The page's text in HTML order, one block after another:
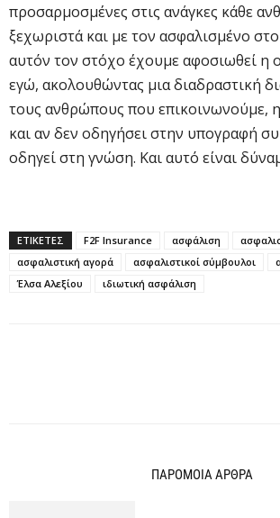
προσαρμοσμένες στις ανάγκες κάθε
ξεχωριστά και με τον ασφαλισμένο
αυτόν τον στόχο έχουμε αφοσιωθεί η
εγώ, ακολουθώντας μια διαδραστική
τους ανθρώπους που επικοινωνούμε,
και αν δεν οδηγήσει στην υπογραφή
οδηγεί στη γνώση. Και αυτό είναι
ΕΤΙΚΕΤΕΣ F2F Insurance ασφάλιση
ασφαλιστική αγορά
ασφαλιστικοί σύμβουλοι
Έλσα Αλεξίου
ιδιωτική ασφάλιση
ΠΑΡΟΜΟΙΑ ΑΡΘΡΑ